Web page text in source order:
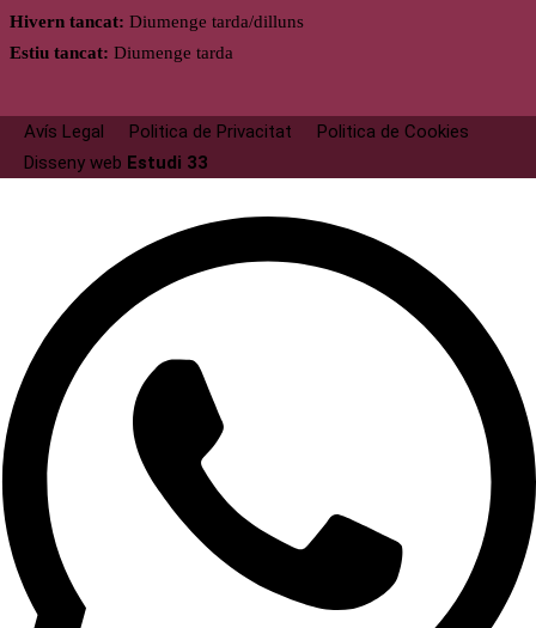
Hivern tancat: Diumenge tarda/dilluns
Estiu tancat: Diumenge tarda
Avís Legal Politica de Privacitat
Politica de Cookies
Disseny web Estudi 33